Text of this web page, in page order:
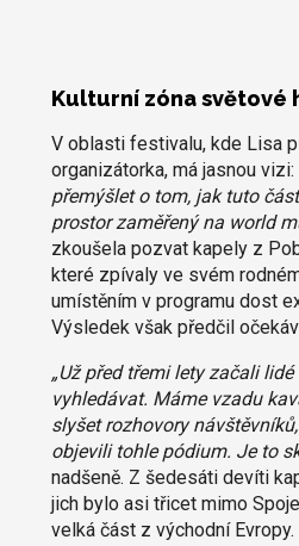
Kulturní zóna světové
V oblasti festivalu, kde Lisa
organizátorka, má jasnou vizi:
přemýšlet o tom, jak tuto
prostor zaměřený na world
zkoušela pozvat kapely z
které zpívaly ve svém
umístěním v programu dost
Výsledek však předčil
„Už před třemi lety začali
vyhledávat. Máme vzadu
slyšet rozhovory
objevili tohle pódium. Je to
nadšeně. Z šedesáti devíti
jich bylo asi třicet mimo
velká část z východní Evropy.